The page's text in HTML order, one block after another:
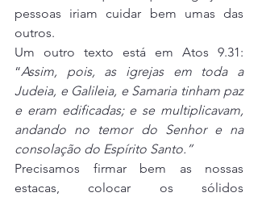
pessoas iriam cuidar bem umas das
outros.
Um outro texto está em Atos 9.31:
“Assim, pois, as igrejas em toda a
Judeia, e Galileia, e Samaria tinham paz
e eram edificadas; e se multiplicavam,
andando no temor do Senhor e na
consolação do Espírito Santo.”
Precisamos firmar bem as nossas
estacas, colocar os sólidos